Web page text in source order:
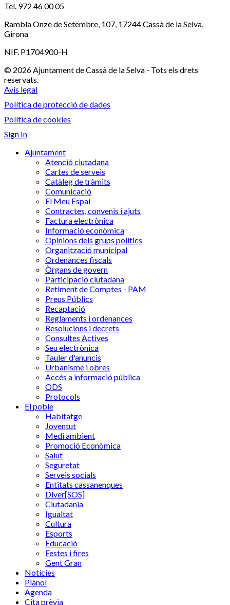
Tel. 972 46 00 05
Rambla Onze de Setembre, 107, 17244 Cassà de la Selva,
Girona
NIF. P1704900-H
© 2026 Ajuntament de Cassà de la Selva - Tots els drets
reservats.
Avis legal
Política de protecció de dades
Política de cookies
Sign In
Ajuntament
Atenció ciutadana
Cartes de serveis
Catàleg de tràmits
Comunicació
El Meu Espai
Contractes, convenis i ajuts
Factura electrònica
Informació econòmica
Opinions dels grups polítics
Organització municipal
Ordenances fiscals
Òrgans de govern
Participació ciutadana
Retiment de Comptes - PAM
Preus Públics
Recaptació
Reglaments i ordenances
Resolucions i decrets
Consultes Actives
Seu electrònica
Tauler d'anuncis
Urbanisme i obres
Accés a informació pública
ODS
Protocols
El poble
Habitatge
Joventut
Medi ambient
Promoció Econòmica
Salut
Seguretat
Serveis socials
Entitats cassanenques
Diver[SOS]
Ciutadania
Igualtat
Cultura
Esports
Educació
Festes i fires
Gent Gran
Notícies
Plànol
Agenda
Cita prèvia